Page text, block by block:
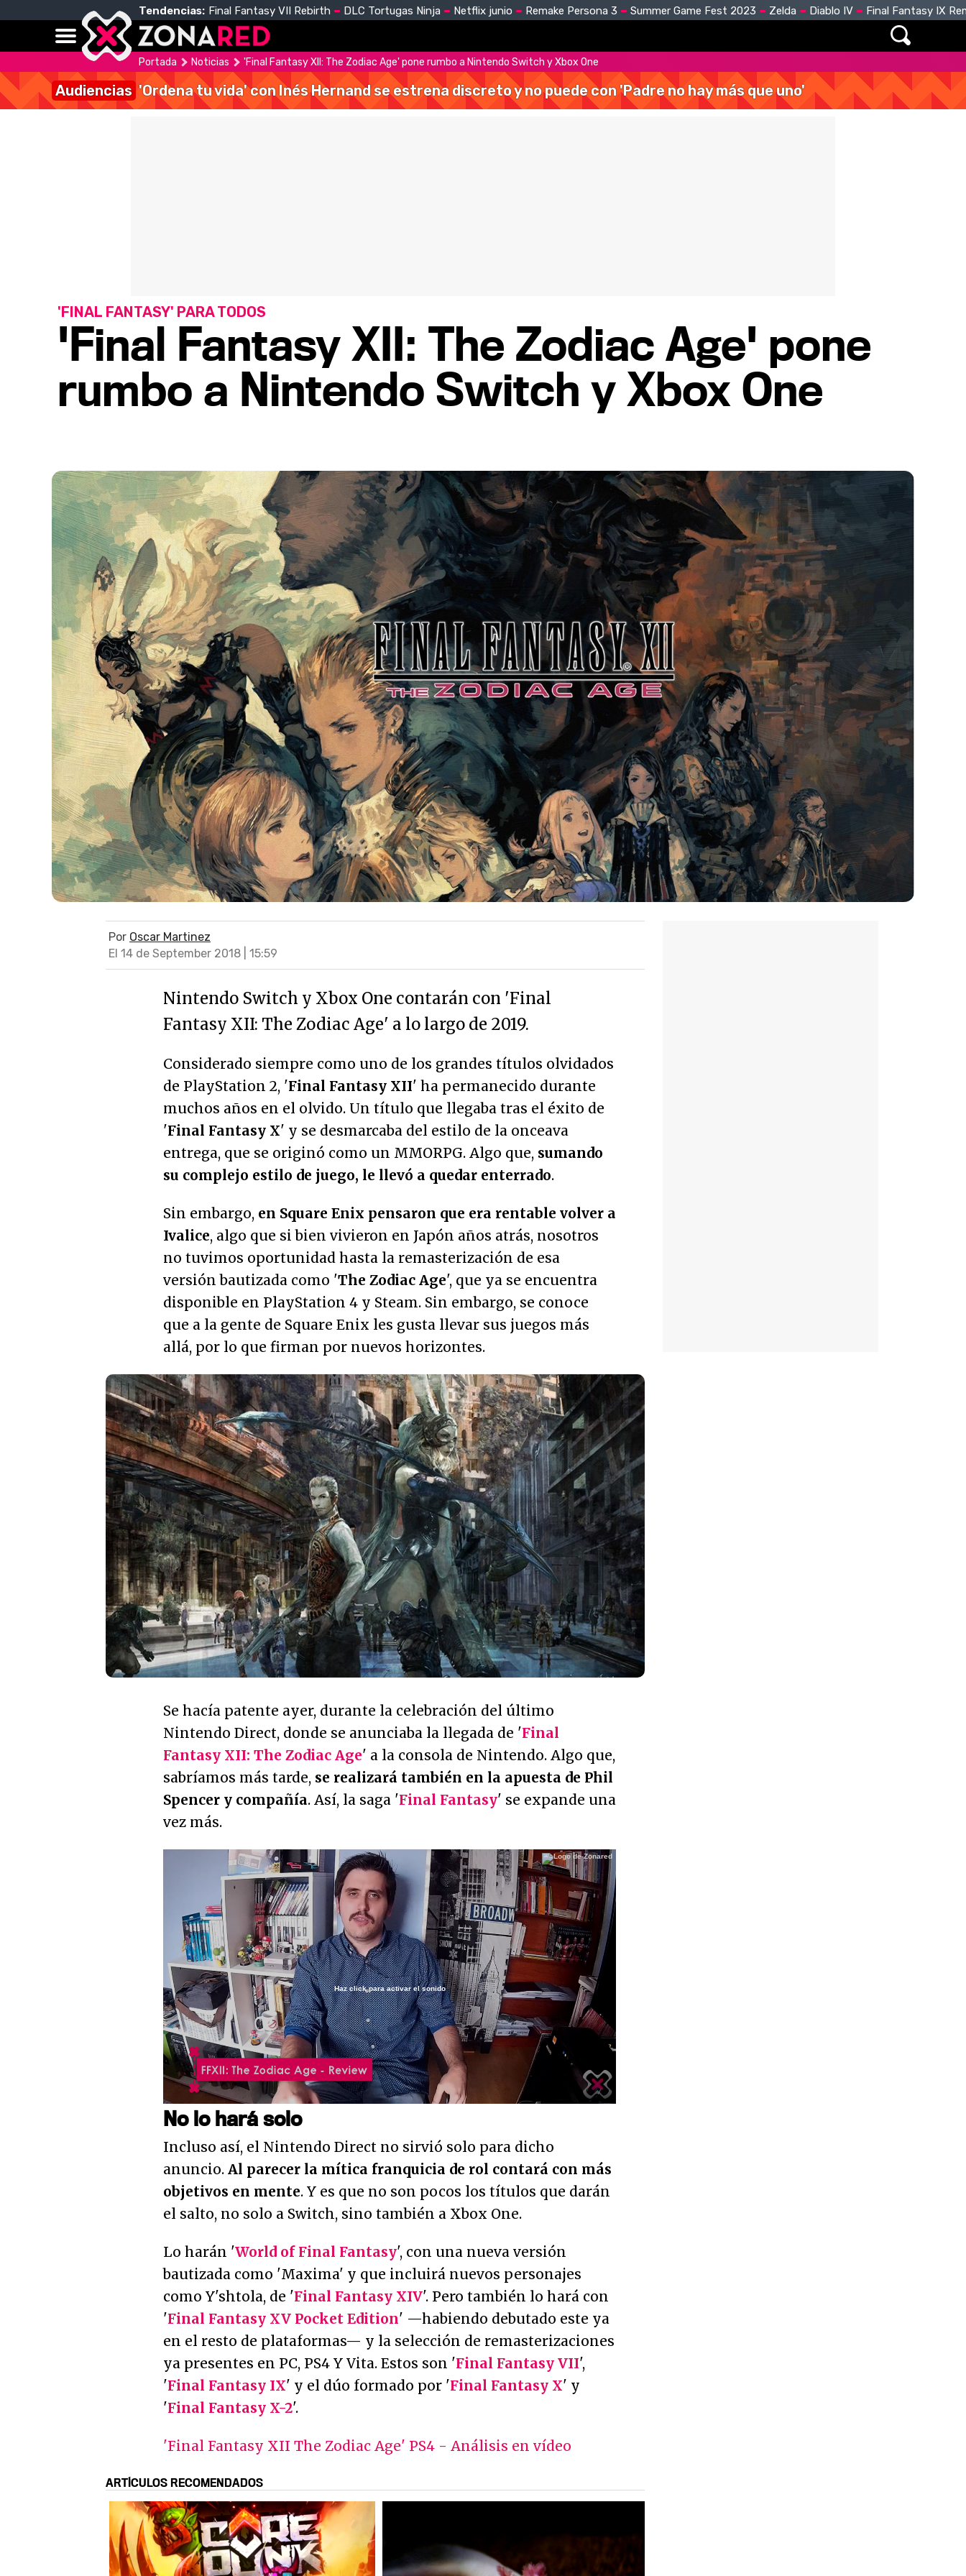
Tendencias: Final Fantasy VII Rebirth DLC Tortugas Ninja Netflix junio Remake Persona 3 Summer Game Fest 2023 Zelda Diablo IV Final Fantasy IX
Portada Noticias 'Final Fantasy XII: The Zodiac Age' pone rumbo a Nintendo Switch y Xbox One
Audiencias 'Ordena tu vida' con Inés Hernand se estrena discreto y no puede con 'Padre no hay más que uno'
'Final Fantasy XII: The Zodiac Age' pone
rumbo a Nintendo Switch y Xbox One
'FINAL FANTASY' PARA TODOS
Por Oscar Martinez
El 14 de September 2018 | 15:59
Nintendo Switch y Xbox One contarán con 'Final
Fantasy XII: The Zodiac Age' a lo largo de 2019.
Considerado siempre como uno de los grandes títulos olvidados
de PlayStation 2, 'Final Fantasy XII' ha permanecido durante
muchos años en el olvido. Un título que llegaba tras el éxito de
'Final Fantasy X' y se desmarcaba del estilo de la onceava
entrega, que se originó como un MMORPG. Algo que, sumando
su complejo estilo de juego, le llevó a quedar enterrado.
Sin embargo, en Square Enix pensaron que era rentable volver a
Ivalice, algo que si bien vivieron en Japón años atrás, nosotros
no tuvimos oportunidad hasta la remasterización de esa
versión bautizada como 'The Zodiac Age', que ya se encuentra
disponible en PlayStation 4 y Steam. Sin embargo, se conoce
que a la gente de Square Enix les gusta llevar sus juegos más
allá, por lo que firman por nuevos horizontes.
Se hacía patente ayer, durante la celebración del último
Nintendo Direct, donde se anunciaba la llegada de 'Final
Fantasy XII: The Zodiac Age' a la consola de Nintendo. Algo que,
sabríamos más tarde, se realizará también en la apuesta de Phil
Spencer y compañía. Así, la saga 'Final Fantasy' se expande una
vez más.
Unmute /
Loaded :
7.28%
Haz click para activar el sonido
No lo hará solo
Incluso así, el Nintendo Direct no sirvió solo para dicho
anuncio. Al parecer la mítica franquicia de rol contará con más
objetivos en mente. Y es que no son pocos los títulos que darán
el salto, no solo a Switch, sino también a Xbox One.
Lo harán 'World of Final Fantasy', con una nueva versión
bautizada como 'Maxima' y que incluirá nuevos personajes
como Y'shtola, de 'Final Fantasy XIV'. Pero también lo hará con
'Final Fantasy XV Pocket Edition' —habiendo debutado este ya
en el resto de plataformas— y la selección de remasterizaciones
ya presentes en PC, PS4 Y Vita. Estos son 'Final Fantasy VII',
'Final Fantasy IX' y el dúo formado por 'Final Fantasy X' y
'Final Fantasy X-2'.
'Final Fantasy XII The Zodiac Age' PS4 - Análisis en vídeo
ARTÍCULOS RECOMENDADOS